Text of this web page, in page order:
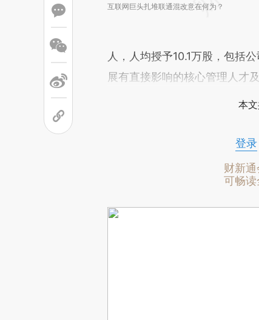
互联网巨头扎堆联通混改意在何为？
人，人均授予10.1万股，包括
展有直接影响的核心管理人才
本
登录
财新通
可畅读